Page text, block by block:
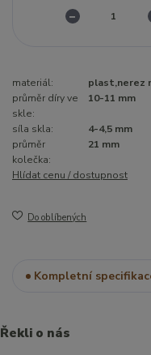
materiál:
plast,nerez
průměr díry ve
skle:
10-11 mm
síla skla:
4-4,5 mm
průměr
kolečka:
21 mm
Hlídat cenu / dostupnost
Do oblíbených
Kompletní
Řekli o nás